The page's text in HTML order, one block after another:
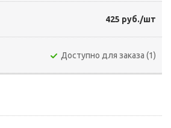
425 руб./шт
Доступно для заказа (1)